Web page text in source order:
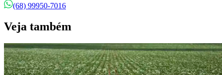
(68) 99950-7016
Veja também